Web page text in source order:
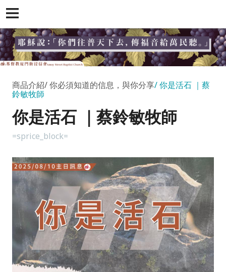
商品介紹 你必須知道的信息，與你分享 你是活石 ｜蔡
鈴敏牧師
你是活石 ｜蔡鈴敏牧師
=sprice_block=